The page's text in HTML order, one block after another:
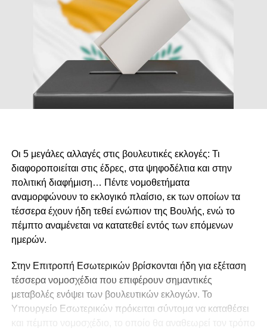
Οι 5 μεγάλες αλλαγές στις βουλευτικές εκλογές: Τι
διαφοροποιείται στις έδρες, στα ψηφοδέλτια και στην
πολιτική διαφήμιση… Πέντε νομοθετήματα
αναμορφώνουν το εκλογικό πλαίσιο, εκ των οποίων τα
τέσσερα έχουν ήδη τεθεί ενώπιον της Βουλής, ενώ το
πέμπτο αναμένεται να κατατεθεί εντός των επόμενων
ημερών.
Στην Επιτροπή Εσωτερικών βρίσκονται ήδη για εξέταση
τέσσερα νομοσχέδια που επιφέρουν σημαντικές
μεταβολές ενόψει των βουλευτικών εκλογών. Το
Υπουργείο Εσωτερικών πρόκειται σύντομα να καταθέσει